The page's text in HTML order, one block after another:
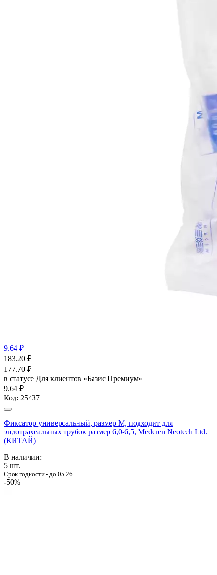
9.64 ₽
183.20 ₽
177.70 ₽
в статусе Для клиентов «Базис Премиум»
9.64 ₽
Код: 25437
Фиксатор универсальный, размер М, подходит для
эндотрахеальных трубок размер 6,0-6,5, Mederen Neotech Ltd.
(КИТАЙ)
В наличии:
5 шт.
Срок годности - до 05.26
-50%